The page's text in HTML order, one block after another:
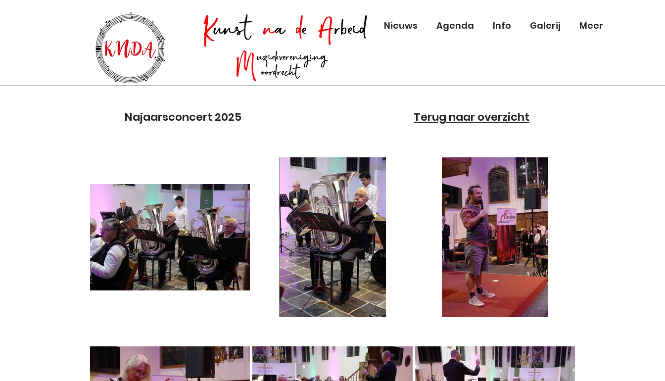
Nieuws Agenda Info Galerij Meer
Najaarsconcert 2025 Terug naar overzicht